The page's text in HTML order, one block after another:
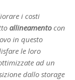
i costi
allineamentocon
in questo
le loro
ad un
dallo storage